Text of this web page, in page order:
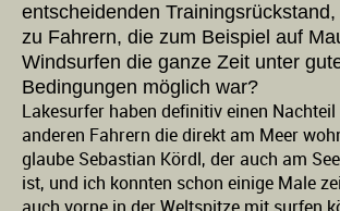
entscheidenden
zu Fahrern, die zum Beispiel auf
Windsurfen die ganze Zeit unter
Bedingungen möglich war?
Lakesurfer haben definitiv einen Nachteil
anderen Fahrern die direkt am Meer
glaube Sebastian Kördl, der auch am
ist, und ich konnten schon einige Male